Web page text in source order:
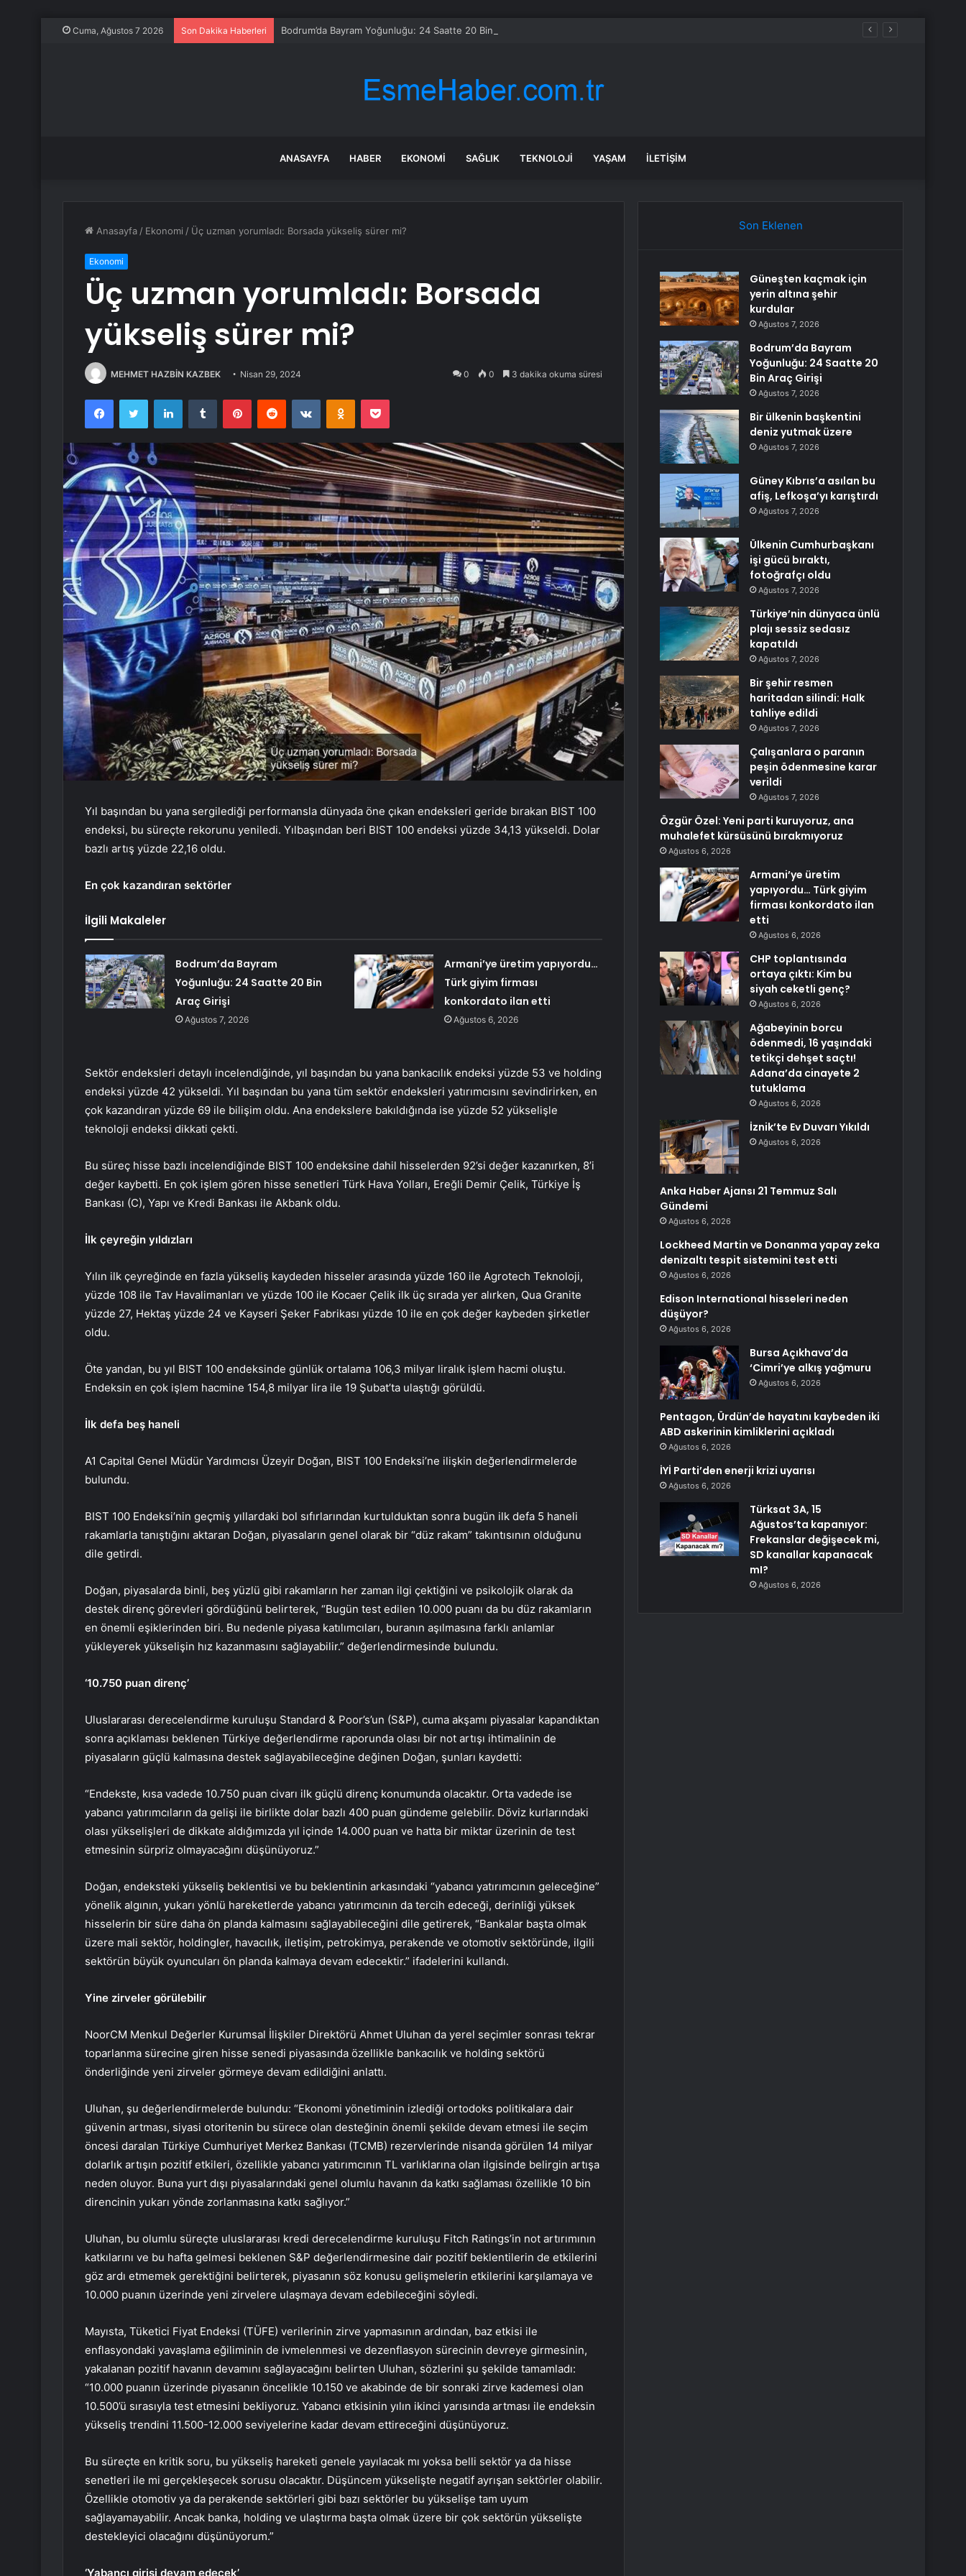
Cuma, Ağustos 7 2026 Son Dakika Haberleri Bodrum’da Bayram Yoğunluğu: 24 Saatte 20 Bin Araç Girişi
ANASAYFA HABER EKONOMI SAĞLIK TEKNOLOJI YAŞAM İLETIŞIM
Anasayfa / Ekonomi / Üç uzman yorumladı: Borsada yükseliş sürer mi?
Ekonomi
Üç uzman yorumladı: Borsada
yükseliş sürer mi?
MEHMET HAZBİN KAZBEK Nisan 29, 2024 0 0 3 dakika okuma süresi
FacebookTwitter LinkedInTumblr PinterestReddit VKontakteOdnoklassniki
Pocket
Yıl başından bu yana sergilediği performansla dünyada öne çıkan endeksleri geride bırakan BIST 100
endeksi, bu süreçte rekorunu yeniledi. Yılbaşından beri BIST 100 endeksi yüzde 34,13 yükseldi. Dolar
bazlı artış yüzde 22,16 oldu.
En çok kazandıran sektörler
İlgili Makaleler
Bodrum’da Bayram
Yoğunluğu: 24 Saatte 20 Bin
Araç Girişi
Ağustos 7, 2026
Armani’ye üretim yapıyordu…
Türk giyim firması
konkordato ilan etti
Ağustos 6, 2026
Sektör endeksleri detaylı incelendiğinde, yıl başından bu yana bankacılık endeksi yüzde 53 ve holding
endeksi yüzde 42 yükseldi. Yıl başından bu yana tüm sektör endeksleri yatırımcısını sevindirirken, en
çok kazandıran yüzde 69 ile bilişim oldu. Ana endekslere bakıldığında ise yüzde 52 yükselişle
teknoloji endeksi dikkati çekti.
Bu süreç hisse bazlı incelendiğinde BIST 100 endeksine dahil hisselerden 92’si değer kazanırken, 8’i
değer kaybetti. En çok işlem gören hisse senetleri Türk Hava Yolları, Ereğli Demir Çelik, Türkiye İş
Bankası (C), Yapı ve Kredi Bankası ile Akbank oldu.
İlk çeyreğin yıldızları
Yılın ilk çeyreğinde en fazla yükseliş kaydeden hisseler arasında yüzde 160 ile Agrotech Teknoloji,
yüzde 108 ile Tav Havalimanları ve yüzde 100 ile Kocaer Çelik ilk üç sırada yer alırken, Qua Granite
yüzde 27, Hektaş yüzde 24 ve Kayseri Şeker Fabrikası yüzde 10 ile en çok değer kaybeden şirketler
oldu.
Öte yandan, bu yıl BIST 100 endeksinde günlük ortalama 106,3 milyar liralık işlem hacmi oluştu.
Endeksin en çok işlem hacmine 154,8 milyar lira ile 19 Şubat’ta ulaştığı görüldü.
İlk defa beş haneli
A1 Capital Genel Müdür Yardımcısı Üzeyir Doğan, BIST 100 Endeksi’ne ilişkin değerlendirmelerde
bulundu.
BIST 100 Endeksi’nin geçmiş yıllardaki bol sıfırlarından kurtulduktan sonra bugün ilk defa 5 haneli
rakamlarla tanıştığını aktaran Doğan, piyasaların genel olarak bir “düz rakam” takıntısının olduğunu
dile getirdi.
Doğan, piyasalarda binli, beş yüzlü gibi rakamların her zaman ilgi çektiğini ve psikolojik olarak da
destek direnç görevleri gördüğünü belirterek, “Bugün test edilen 10.000 puanı da bu düz rakamların
en önemli eşiklerinden biri. Bu nedenle piyasa katılımcıları, buranın aşılmasına farklı anlamlar
yükleyerek yükselişin hız kazanmasını sağlayabilir.” değerlendirmesinde bulundu.
‘10.750 puan direnç’
Uluslararası derecelendirme kuruluşu Standard & Poor’s’un (S&P), cuma akşamı piyasalar kapandıktan
sonra açıklaması beklenen Türkiye değerlendirme raporunda olası bir not artışı ihtimalinin de
piyasaların güçlü kalmasına destek sağlayabileceğine değinen Doğan, şunları kaydetti:
“Endekste, kısa vadede 10.750 puan civarı ilk güçlü direnç konumunda olacaktır. Orta vadede ise
yabancı yatırımcıların da gelişi ile birlikte dolar bazlı 400 puan gündeme gelebilir. Döviz kurlarındaki
olası yükselişleri de dikkate aldığımızda yıl içinde 14.000 puan ve hatta bir miktar üzerinin de test
etmesinin sürpriz olmayacağını düşünüyoruz.”
Doğan, endeksteki yükseliş beklentisi ve bu beklentinin arkasındaki “yabancı yatırımcının geleceğine”
yönelik algının, yukarı yönlü hareketlerde yabancı yatırımcının da tercih edeceği, derinliği yüksek
hisselerin bir süre daha ön planda kalmasını sağlayabileceğini dile getirerek, “Bankalar başta olmak
üzere mali sektör, holdingler, havacılık, iletişim, petrokimya, perakende ve otomotiv sektöründe, ilgili
sektörün büyük oyuncuları ön planda kalmaya devam edecektir.” ifadelerini kullandı.
Yine zirveler görülebilir
NoorCM Menkul Değerler Kurumsal İlişkiler Direktörü Ahmet Uluhan da yerel seçimler sonrası tekrar
toparlanma sürecine giren hisse senedi piyasasında özellikle bankacılık ve holding sektörü
önderliğinde yeni zirveler görmeye devam edildiğini anlattı.
Uluhan, şu değerlendirmelerde bulundu: “Ekonomi yönetiminin izlediği ortodoks politikalara dair
güvenin artması, siyasi otoritenin bu sürece olan desteğinin önemli şekilde devam etmesi ile seçim
öncesi daralan Türkiye Cumhuriyet Merkez Bankası (TCMB) rezervlerinde nisanda görülen 14 milyar
dolarlık artışın pozitif etkileri, özellikle yabancı yatırımcının TL varlıklarına olan ilgisinde belirgin artışa
neden oluyor. Buna yurt dışı piyasalarındaki genel olumlu havanın da katkı sağlaması özellikle 10 bin
direncinin yukarı yönde zorlanmasına katkı sağlıyor.”
Uluhan, bu olumlu süreçte uluslararası kredi derecelendirme kuruluşu Fitch Ratings’in not artırımının
katkılarını ve bu hafta gelmesi beklenen S&P değerlendirmesine dair pozitif beklentilerin de etkilerini
göz ardı etmemek gerektiğini belirterek, piyasanın söz konusu gelişmelerin etkilerini karşılamaya ve
10.000 puanın üzerinde yeni zirvelere ulaşmaya devam edebileceğini söyledi.
Mayısta, Tüketici Fiyat Endeksi (TÜFE) verilerinin zirve yapmasının ardından, baz etkisi ile
enflasyondaki yavaşlama eğiliminin de ivmelenmesi ve dezenflasyon sürecinin devreye girmesinin,
yakalanan pozitif havanın devamını sağlayacağını belirten Uluhan, sözlerini şu şekilde tamamladı:
“10.000 puanın üzerinde piyasanın öncelikle 10.150 ve akabinde de bir sonraki zirve kademesi olan
10.500’ü sırasıyla test etmesini bekliyoruz. Yabancı etkisinin yılın ikinci yarısında artması ile endeksin
yükseliş trendini 11.500-12.000 seviyelerine kadar devam ettireceğini düşünüyoruz.
Bu süreçte en kritik soru, bu yükseliş hareketi genele yayılacak mı yoksa belli sektör ya da hisse
senetleri ile mi gerçekleşecek sorusu olacaktır. Düşüncem yükselişte negatif ayrışan sektörler olabilir.
Özellikle otomotiv ya da perakende sektörleri gibi bazı sektörler bu yükselişe tam uyum
sağlayamayabilir. Ancak banka, holding ve ulaştırma başta olmak üzere bir çok sektörün yükselişte
destekleyici olacağını düşünüyorum.”
‘Yabancı girişi devam edecek’
Son Eklenen
Güneşten kaçmak için
yerin altına şehir
kurdular
Ağustos 7, 2026
Bodrum’da Bayram
Yoğunluğu: 24 Saatte 20
Bin Araç Girişi
Ağustos 7, 2026
Bir ülkenin başkentini
deniz yutmak üzere
Ağustos 7, 2026
Güney Kıbrıs’a asılan bu
afiş, Lefkoşa’yı karıştırdı
Ağustos 7, 2026
Ülkenin Cumhurbaşkanı
işi gücü bıraktı,
fotoğrafçı oldu
Ağustos 7, 2026
Türkiye’nin dünyaca ünlü
plajı sessiz sedasız
kapatıldı
Ağustos 7, 2026
Bir şehir resmen
haritadan silindi: Halk
tahliye edildi
Ağustos 7, 2026
Çalışanlara o paranın
peşin ödenmesine karar
verildi
Ağustos 7, 2026
Özgür Özel: Yeni parti kuruyoruz, ana
muhalefet kürsüsünü bırakmıyoruz
Ağustos 6, 2026
Armani’ye üretim
yapıyordu… Türk giyim
firması konkordato ilan
etti
Ağustos 6, 2026
CHP toplantısında
ortaya çıktı: Kim bu
siyah ceketli genç?
Ağustos 6, 2026
Ağabeyinin borcu
ödenmedi, 16 yaşındaki
tetikçi dehşet saçtı!
Adana’da cinayete 2
tutuklama
Ağustos 6, 2026
İznik’te Ev Duvarı Yıkıldı
Ağustos 6, 2026
Anka Haber Ajansı 21 Temmuz Salı
Gündemi
Ağustos 6, 2026
Lockheed Martin ve Donanma yapay zeka
denizaltı tespit sistemini test etti
Ağustos 6, 2026
Edison International hisseleri neden
düşüyor?
Ağustos 6, 2026
Bursa Açıkhava’da
‘Cimri’ye alkış yağmuru
Ağustos 6, 2026
Pentagon, Ürdün’de hayatını kaybeden iki
ABD askerinin kimliklerini açıkladı
Ağustos 6, 2026
İYİ Parti’den enerji krizi uyarısı
Ağustos 6, 2026
Türksat 3A, 15
Ağustos’ta kapanıyor:
Frekanslar değişecek mi,
SD kanallar kapanacak
mI?
Ağustos 6, 2026